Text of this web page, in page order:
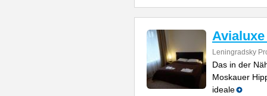
Leningradsky
Das in der
Moskauer
ideale